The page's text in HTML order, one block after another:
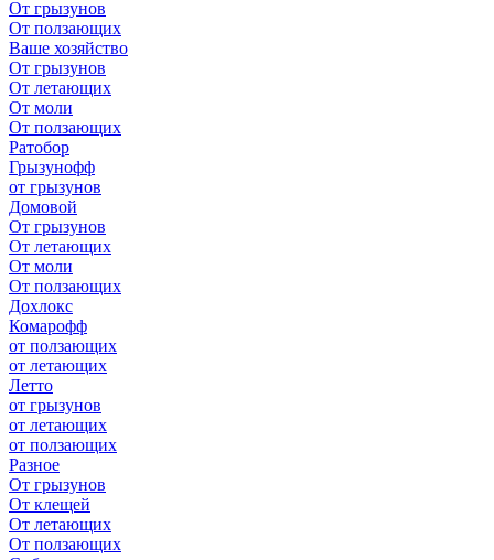
От грызунов
От ползающих
Ваше хозяйство
От грызунов
От летающих
От моли
От ползающих
Ратобор
Грызунофф
от грызунов
Домовой
От грызунов
От летающих
От моли
От ползающих
Дохлокс
Комарофф
от ползающих
от летающих
Летто
от грызунов
от летающих
от ползающих
Разное
От грызунов
От клещей
От летающих
От ползающих